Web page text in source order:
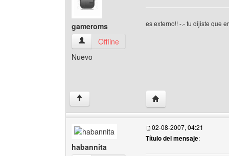
gameroms
gameroms Ver perfil del usuario
Offline
Nuevo
es externo!! -.- tu dijiste que
↑ Visitar sitio web del
habannita
02-08-2007, 04:21
Título del mensaje: